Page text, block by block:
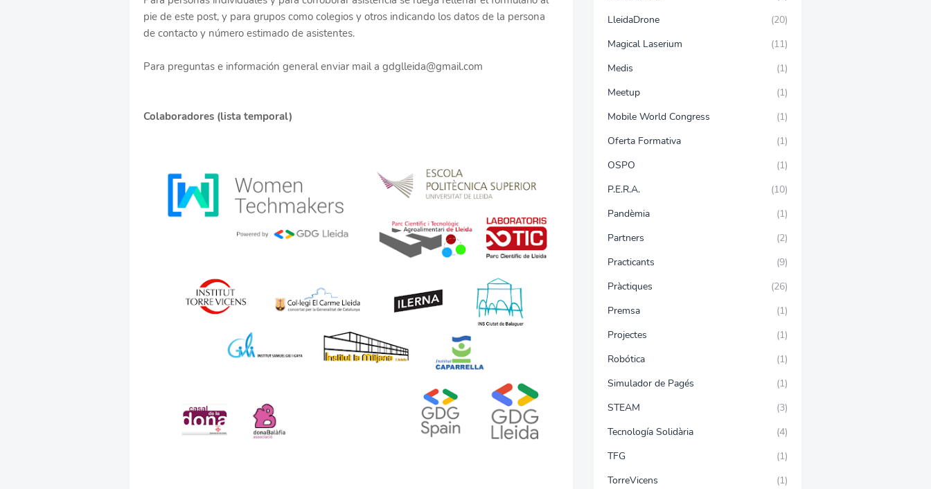
pie de este post, y para grupos como colegios y otros indicando los datos de la persona
de contacto y número estimado de asistentes.
Para preguntas e información general enviar mail a gdglleida@gmail.com
Colaboradores (lista temporal)
LleidaDrone
(20)
Magical Laserium
(11)
Medis
(1)
Meetup
(1)
Mobile World Congress
(1)
Oferta Formativa
(1)
OSPO
(1)
P.E.R.A.
(10)
Pandèmia
(1)
Partners
(2)
Practicants
(9)
Pràctiques
(26)
Premsa
(1)
Projectes
(1)
Robótica
(1)
Simulador de Pagés
(1)
STEAM
(3)
Tecnología Solidària
(4)
TFG
(1)
TorreVicens
(1)